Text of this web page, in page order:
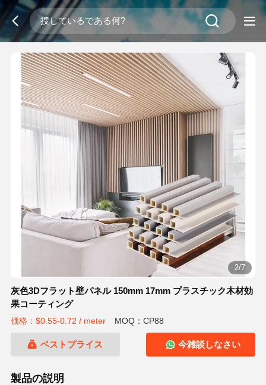
2/7
灰色3Dフラット壁パネル 150mm 17mm プラスチック木材効
果コーティング
価格：$0.55-0.72 / meter MOQ：CP88
ベストプライス 今雑談しなさい
製品の説明